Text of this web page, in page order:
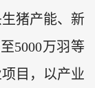
猪产能、新
5000万羽等
项目，以产业